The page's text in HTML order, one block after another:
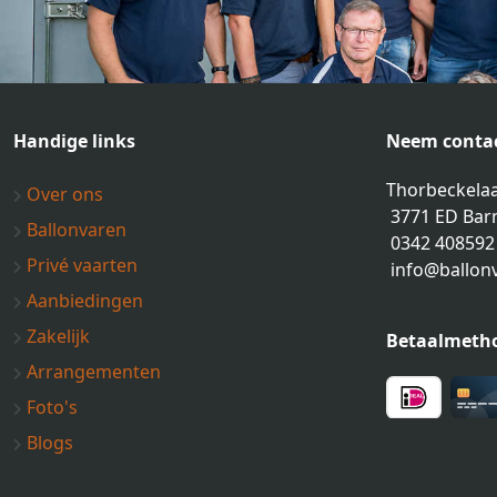
Handige links
Over ons
Ballonvaren
Privé vaarten
Aanbiedingen
Zakelijk
Arrangementen
Foto's
Blogs
Neem
3771 ED
0342 408592